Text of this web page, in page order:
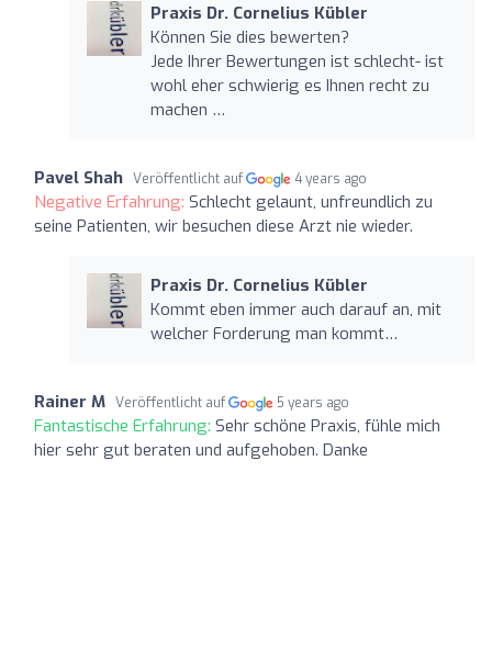
Praxis Dr. Cornelius Kübler
Können Sie dies bewerten?
Jede Ihrer Bewertungen ist schlecht- ist
wohl eher schwierig es Ihnen recht zu
machen …
Pavel Shah Veröffentlicht auf 4 years ago
Negative Erfahrung: Schlecht gelaunt, unfreundlich zu
seine Patienten, wir besuchen diese Arzt nie wieder.
Praxis Dr. Cornelius Kübler
Kommt eben immer auch darauf an, mit
welcher Forderung man kommt…
Rainer M Veröffentlicht auf 5 years ago
Fantastische Erfahrung: Sehr schöne Praxis, fühle mich
hier sehr gut beraten und aufgehoben. Danke